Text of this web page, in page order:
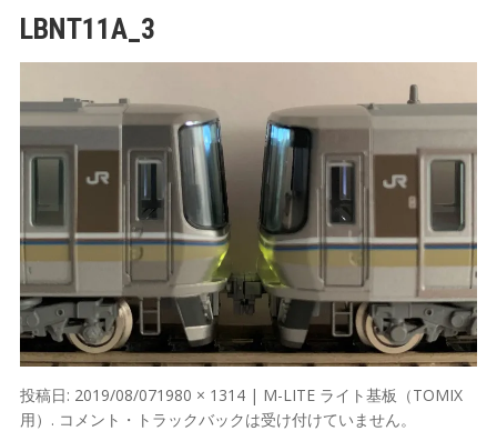
LBNT11A_3
投稿日: 2019/08/071980 × 1314| M-LITE ライト基板（TOMIX
用） . コメント・トラックバックは受け付けていません。